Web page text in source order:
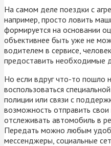
На самом деле поездки с
например, просто ловить
формируется на основании
объективнее быть уже не
водителем в сервисе,
предоставить необходимые
Но если вдруг что-то пошло
воспользоваться
полиции или связи с
возможность отправить
отслеживать автомобиль в
Передать можно любым
мессенджеры, социальные